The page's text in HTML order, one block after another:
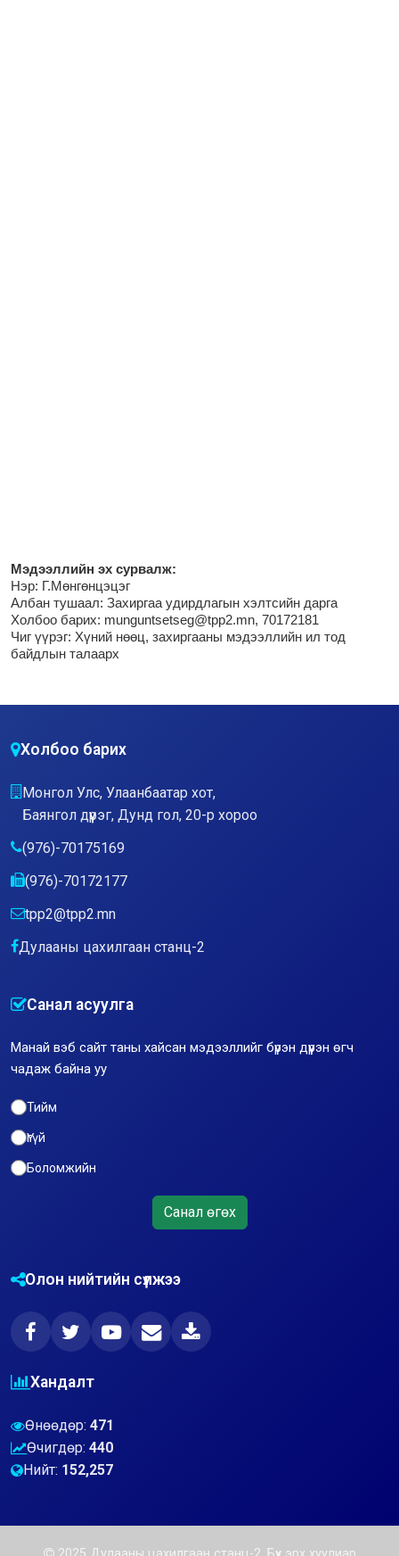
Мэдээллийн эх сурвалж:
Нэр: Г.Мөнгөнцэцэг
Албан тушаал: Захиргаа удирдлагын хэлтсийн дарга
Холбоо барих: munguntsetseg@tpp2.mn, 70172181
Чиг үүрэг: Хүний нөөц, захиргааны мэдээллийн ил тод
байдлын талаарх
Холбоо барих
Монгол Улс, Улаанбаатар хот,
Баянгол дүүрэг, Дунд гол, 20-р хороо
(976)-70175169
(976)-70172177
tpp2@tpp2.mn
Дулааны цахилгаан станц-2
Санал асуулга
Манай вэб сайт таны хайсан мэдээллийг бүрэн дүүрэн өгч
чадаж байна уу
Тийм
Үгүй
Боломжийн
Санал өгөх
Олон нийтийн сүлжээ
Хандалт
Өнөөдөр: 471
Өчигдөр: 440
Нийт: 152,257